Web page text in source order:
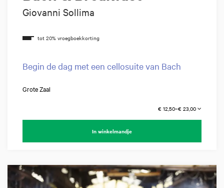
Giovanni Sollima
Begin de dag met een cellosuite van Bach
Grote Zaal
€ 12,50–€ 23,00
In winkelmandje